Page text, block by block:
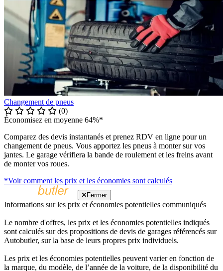
Changement de pneus
(0)
Économisez en moyenne 64%*
Comparez des devis instantanés et prenez RDV en ligne pour un
changement de pneus. Vous apportez les pneus à monter sur vos
jantes. Le garage vérifiera la bande de roulement et les freins avant
de monter vos roues.
*Voir comment les prix et les économies sont calculés
Fermer
Informations sur les prix et économies potentielles communiqués
Le nombre d'offres, les prix et les économies potentielles indiqués
sont calculés sur des propositions de devis de garages référencés sur
Autobutler, sur la base de leurs propres prix individuels.
Les prix et les économies potentielles peuvent varier en fonction de
la marque, du modèle, de l’année de la voiture, de la disponibilité du